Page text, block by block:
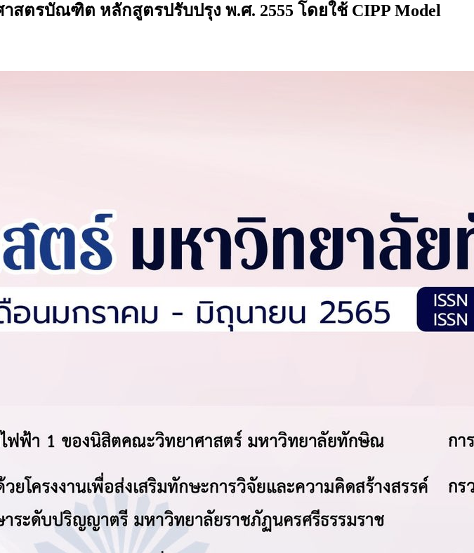
รบัณฑิต หลักสูตรปรับปรุง พ.ศ. 2555 โดยใช้ CIPP Model